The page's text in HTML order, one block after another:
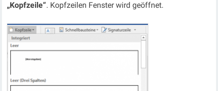
„Kopfzeile“. Kopfzeilen Fenster wird geöffnet.